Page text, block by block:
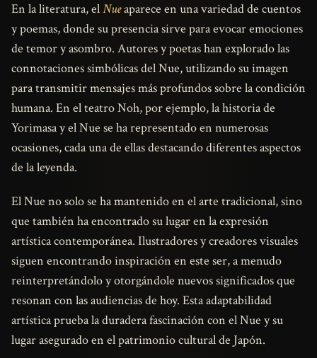
En la literatura, elNueaparece en una variedad de cuentos
y poemas, donde su presencia sirve para evocar emociones
de temor y asombro. Autores y poetas han explorado las
connotaciones simbólicas del Nue, utilizando su imagen
para transmitir mensajes más profundos sobre la condición
humana. En el teatro Noh, por ejemplo, la historia de
Yorimasa y el Nue se ha representado en numerosas
ocasiones, cada una de ellas destacando diferentes aspectos
de la leyenda.
El Nue no solo se ha mantenido en el arte tradicional, sino
que también ha encontrado su lugar en la expresión
artística contemporánea. Ilustradores y creadores visuales
siguen encontrando inspiración en este ser, a menudo
reinterpretándolo y otorgándole nuevos significados que
resonan con las audiencias de hoy. Esta adaptabilidad
artística prueba la duradera fascinación con el Nue y su
lugar asegurado en el patrimonio cultural de Japón.